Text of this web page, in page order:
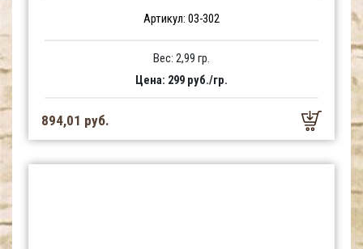
Артикул: 03-302
Вес: 2,99 гр.
Цена: 299 руб./гр.
894,01 руб.